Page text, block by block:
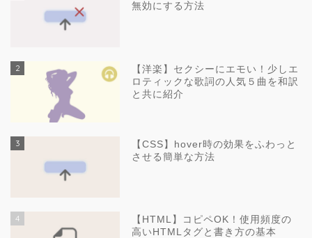
無効にする方法
2
【洋楽】セクシーにエモい！少しエ
ロティックな歌詞の人気５曲を和訳
と共に紹介
3
【CSS】hover時の効果をふわっと
させる簡単な方法
4
【HTML】コピペOK！使用頻度の
高いHTMLタグと書き方の基本